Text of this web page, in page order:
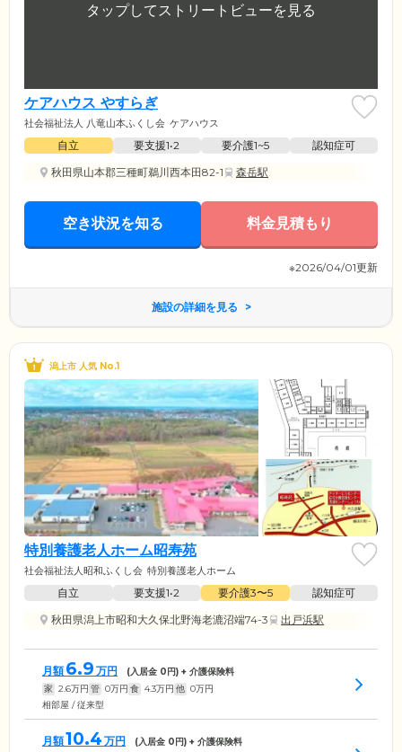
ケアハウス やすらぎ
社会福祉法人 八竜山本ふくし会 ケアハウス
自立 要支援1•2 要介護1~5
認知症可
秋田県山本郡三種町鵜川西本田82-1
森岳駅
空き状況を知る 料金見積もり
※2026/04/01更新
施設の詳細を見る
潟上市 人気 No.1
特別養護老人ホーム昭寿苑
社会福祉法人昭和ふくし会 特別養護老人ホーム
自立 要支援1•2 要介護3〜5
認知症可
秋田県潟上市昭和大久保北野海老漉沼端74-3
出戸浜駅
月額 6.9 万円 (入居金 0円) + 介護保険料
家 2.6万円 管 0万円 食 4.3万円 他 0万円
相部屋 / 従来型
月額10.4 万円 (入居金 0円) + 介護保険料